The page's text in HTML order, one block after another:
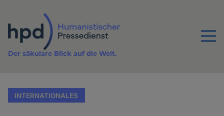
Inhalt
Menu
Der säkulare Blick auf die Welt.
INTERNATIONALES